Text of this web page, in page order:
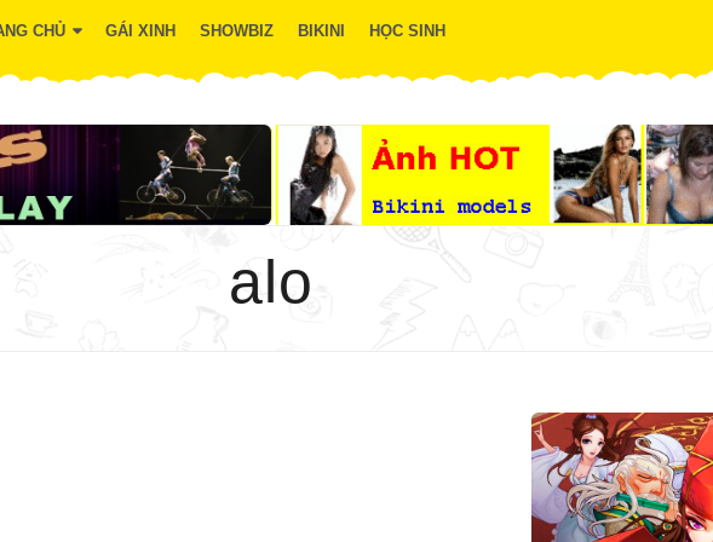
CHỦ GÁI XINH SHOWBIZ BIKINI HỌC SINH
alo